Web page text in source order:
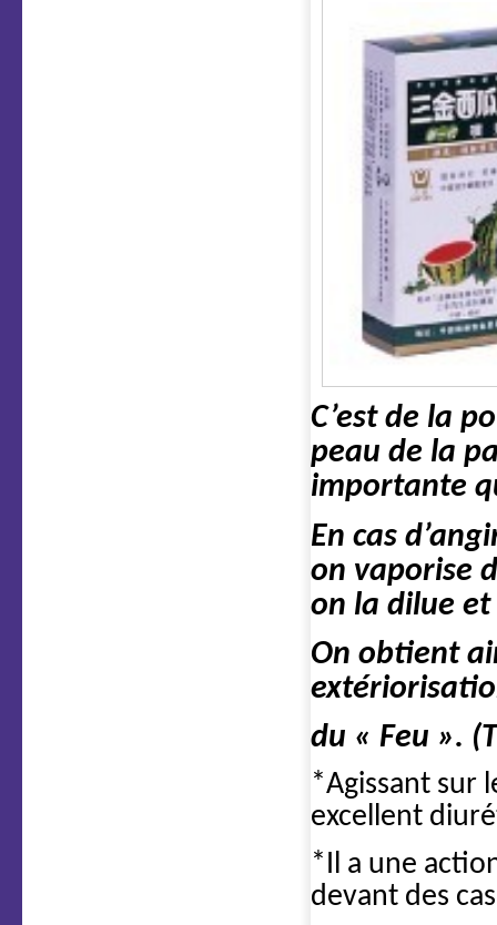
C’est de la
peau de la
importante
En cas
on vaporise
on la dilue et
On obtient
du « Feu ».
*Agissant sur
excellent
*Il a une
devant des